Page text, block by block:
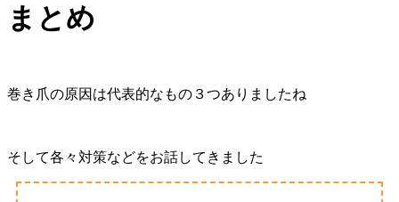
まとめ
巻き爪の原因は代表的なもの３つありましたね
そして各々対策などをお話してきました